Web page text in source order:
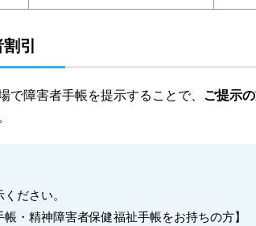
引
で障害者手帳を提示することで、 ご提示
ださい。
帳・精神障害者保健福祉手帳をお持ちの方】